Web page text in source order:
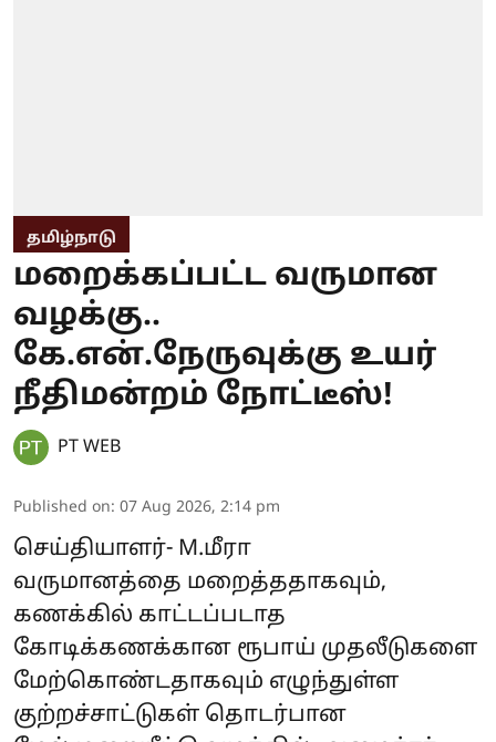
தமிழ்நாடு
மறைக்கப்பட்ட வருமான
வழக்கு..
கே.என்.நேருவுக்கு உயர்
நீதிமன்றம் நோட்டீஸ்!
PT WEB
Published on: 07 Aug 2026, 2:14 pm
செய்தியாளர்- M.மீரா
வருமானத்தை மறைத்ததாகவும்,
கணக்கில் காட்டப்படாத
கோடிக்கணக்கான ரூபாய் முதலீடுகளை
மேற்கொண்டதாகவும் எழுந்துள்ள
குற்றச்சாட்டுகள் தொடர்பான